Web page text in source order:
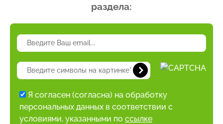
раздела:
Я согласен (согласна) на обработку
персональных данных в соответствии с
условиями, указанными по ссылке